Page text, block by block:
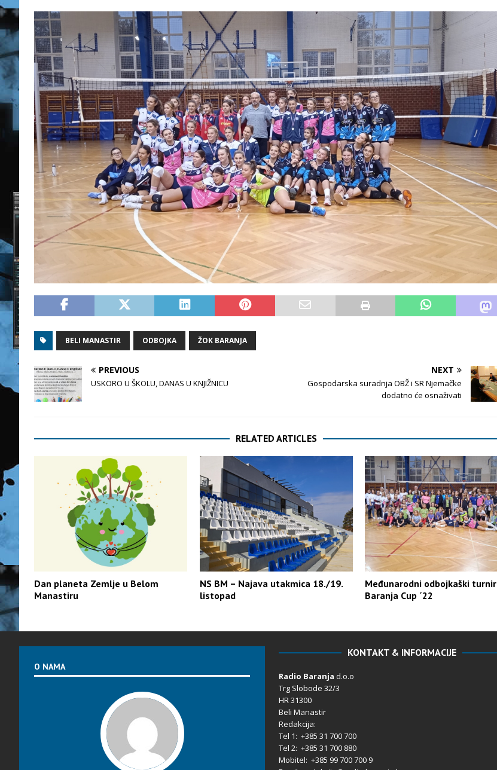
BELI MANASTIR ODBOJKA ŽOK BARANJA
PREVIOUS
USKORO U ŠKOLU, DANAS U KNJIŽNICU
NEXT
Gospodarska suradnja OBŽ i SR Njemačke
dodatno će osnaživati
RELATED ARTICLES
Dan planeta Zemlje u Belom
Manastiru
NS BM – Najava utakmica 18./19.
listopad
Međunarodni odbojkaški turnir
Baranja Cup ´22
O NAMA
KONTAKT & INFORMACIJE
Radio Baranja d.o.o
Trg Slobode 32/3
HR 31300
Beli Manastir
Redakcija:
Tel 1: +385 31 700 700
Tel 2: +385 31 700 880
Mobitel: +385 99 700 700 9